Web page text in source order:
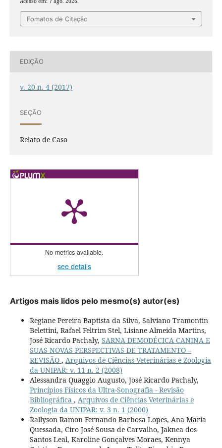
Fomatos de Citação
EDIÇÃO
v. 20 n. 4 (2017)
SEÇÃO
Relato de Caso
No metrics available.
see details
Artigos mais lidos pelo mesmo(s) autor(es)
Regiane Pereira Baptista da Silva, Salviano Tramontin
Belettini, Rafael Feltrim Stel, Lisiane Almeida Martins,
José Ricardo Pachaly, SARNA DEMODÉCICA CANINA E
SUAS NOVAS PERSPECTIVAS DE TRATAMENTO –
REVISÃO , Arquivos de Ciências Veterinárias e Zoologia
da UNIPAR: v. 11 n. 2 (2008)
Alessandra Quaggio Augusto, José Ricardo Pachaly,
Princípios Físicos da Ultra-Sonografia - Revisão
Bibliográfica , Arquivos de Ciências Veterinárias e
Zoologia da UNIPAR: v. 3 n. 1 (2000)
Rallyson Ramon Fernando Barbosa Lopes, Ana Maria
Quessada, Ciro José Sousa de Carvalho, Jaknea dos
Santos Leal, Karoline Gonçalves Moraes, Kennya